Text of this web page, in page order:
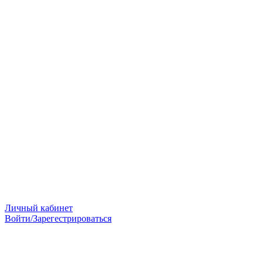
Личный кабинет
Войти/Зарегестрироваться